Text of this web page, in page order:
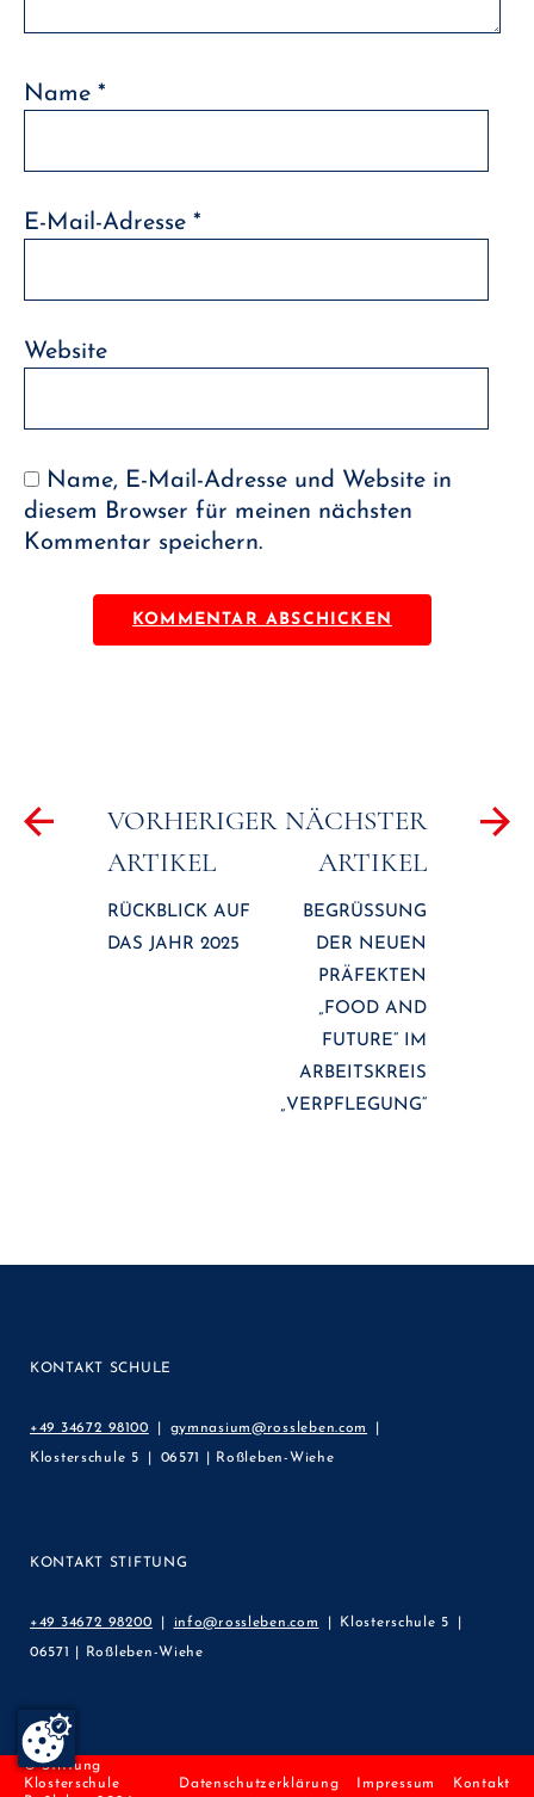
Name *
E-Mail-Adresse *
Website
Name, E-Mail-Adresse und Website in
diesem Browser für meinen nächsten
Kommentar speichern.
Beitragsnavigation
VORHERIGER
ARTIKEL
RÜCKBLICK AUF
DAS JAHR 2025
NÄCHSTER
ARTIKEL
BEGRÜSSUNG D
ER NEUEN P
RÄFEKTEN „
FOOD AND F
UTURE“ IM A
RBEITSKREIS „
VERPFLEGUNG“
KONTAKT SCHULE
+49 34672 98100 gymnasium@rossleben.com
Klosterschule 5 06571 | Roßleben-Wiehe
KONTAKT STIFTUNG
+49 34672 98200 info@rossleben.com Klosterschule 5
06571 | Roßleben-Wiehe
© Stiftung
Klosterschule
Datenschutzerklärung Impressum Kontakt